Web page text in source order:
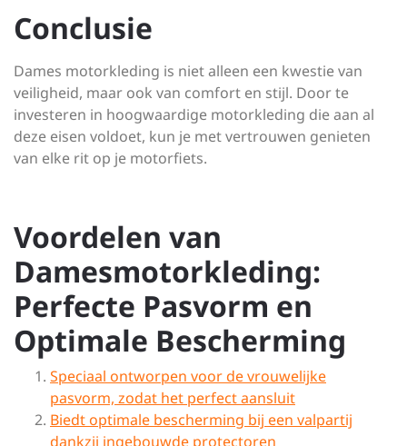
Conclusie
Dames motorkleding is niet alleen een kwestie van
veiligheid, maar ook van comfort en stijl. Door te
investeren in hoogwaardige motorkleding die aan al
deze eisen voldoet, kun je met vertrouwen genieten
van elke rit op je motorfiets.
Voordelen van
Damesmotorkleding:
Perfecte Pasvorm en
Optimale Bescherming
Speciaal ontworpen voor de vrouwelijke
pasvorm, zodat het perfect aansluit
Biedt optimale bescherming bij een valpartij
dankzij ingebouwde protectoren